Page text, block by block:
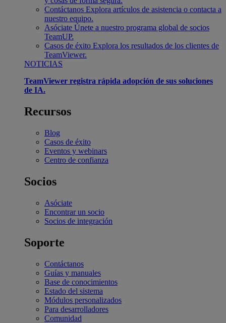
Contáctanos Explora artículos de asistencia o contacta a
nuestro equipo.
Asóciate Únete a nuestro programa global de socios
TeamUP.
Casos de éxito Explora los resultados de los clientes de
TeamViewer.
NOTICIAS
TeamViewer registra rápida adopción de sus soluciones
de IA.
Recursos
Blog
Casos de éxito
Eventos y webinars
Centro de confianza
Socios
Asóciate
Encontrar un socio
Socios de integración
Soporte
Contáctanos
Guías y manuales
Base de conocimientos
Estado del sistema
Módulos personalizados
Para desarrolladores
Comunidad